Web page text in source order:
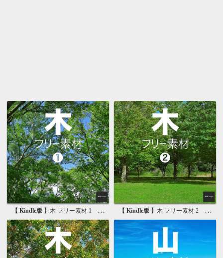
【 Kindle版 】 木 フリー素材 1 無料で使える写真素材集 【 Kindle版 】 木 フリー素材 2 無料で使える画像素材集